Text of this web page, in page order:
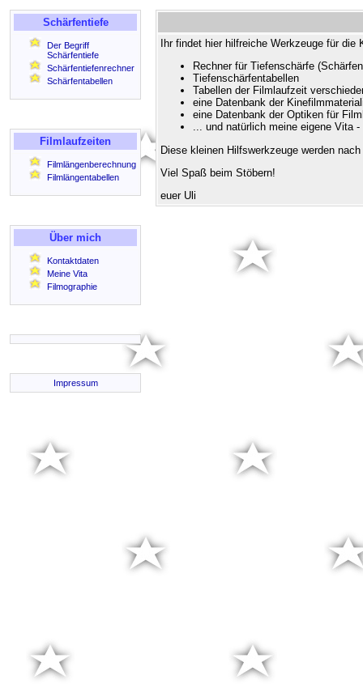
Schärfentiefe
Der Begriff
Schärfentiefe
Schärfentiefenrechner
Schärfentabellen
Filmlaufzeiten
Filmlängenberechnung
Filmlängentabellen
Über mich
Kontaktdaten
Meine Vita
Filmographie
Impressum
Ihr findet hier hilfreiche Werkzeuge für
Rechner für Tiefenschärfe
Tiefenschärfentabellen
Tabellen der Filmlaufzeit
eine Datenbank der
eine Datenbank der Optiken für
... und natürlich meine eigene Vita
Diese kleinen Hilfswerkzeuge werden
Viel Spaß beim Stöbern!
euer Uli